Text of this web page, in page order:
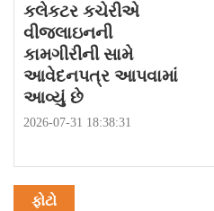
કલેકટર કચેરીએ
વીજલાઇનની
કામગીરીની સામે
આવેદનપત્ર આપવામાં
આવ્યું છે
2026-07-31 18:38:31
ફોટો